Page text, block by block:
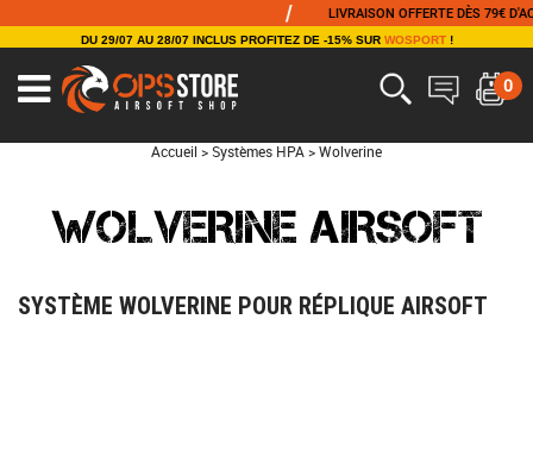
LIVRAISON OFFERTE DÈS 79€ D'ACHAT
DU 29/07 AU 28/07 INCLUS PROFITEZ DE -15% SUR WOSPORT!
0
Accueil > Systèmes HPA > Wolverine
WOLVERINE AIRSOFT
SYSTÈME WOLVERINE POUR RÉPLIQUE AIRSOFT